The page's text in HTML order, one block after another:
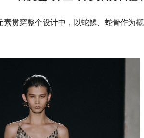
贯穿整个设计中，以蛇鳞、蛇骨作为概